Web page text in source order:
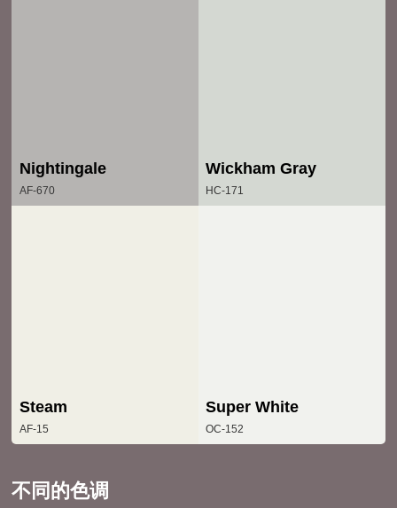
Nightingale
AF-670
Wickham Gray
HC-171
Steam
AF-15
Super White
OC-152
不同的色调